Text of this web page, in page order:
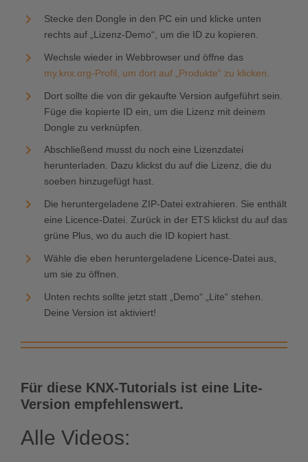
Stecke den Dongle in den PC ein und klicke unten
rechts auf „Lizenz-Demo“, um die ID zu kopieren.
Wechsle wieder in Webbrowser und öffne das
my.knx.org-Profil, um dort auf „Produkte“ zu klicken.
Dort sollte die von dir gekaufte Version aufgeführt sein.
Füge die kopierte ID ein, um die Lizenz mit deinem
Dongle zu verknüpfen.
Abschließend musst du noch eine Lizenzdatei
herunterladen. Dazu klickst du auf die Lizenz, die du
soeben hinzugefügt hast.
Die heruntergeladene ZIP-Datei extrahieren. Sie enthält
eine Licence-Datei. Zurück in der ETS klickst du auf das
grüne Plus, wo du auch die ID kopiert hast.
Wähle die eben heruntergeladene Licence-Datei aus,
um sie zu öffnen.
Unten rechts sollte jetzt statt „Demo“ „Lite“ stehen.
Deine Version ist aktiviert!
Für diese KNX-Tutorials ist eine Lite-
Version empfehlenswert.
Alle Videos: